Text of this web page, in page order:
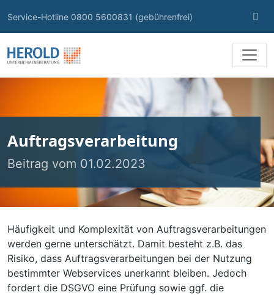
Service-Hotline 0800 5600831 (gebührenfrei)
Auftragsverarbeitung
Beitrag vom 01.02.2023
Häufigkeit und Komplexität von Auftragsverarbeitungen
werden gerne unterschätzt. Damit besteht z.B. das
Risiko, dass Auftragsverarbeitungen bei der Nutzung
bestimmter Webservices unerkannt bleiben. Jedoch
fordert die DSGVO eine Prüfung sowie ggf. die